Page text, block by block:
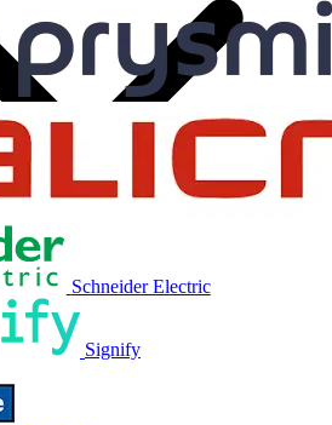
Schneider Electric
Signify